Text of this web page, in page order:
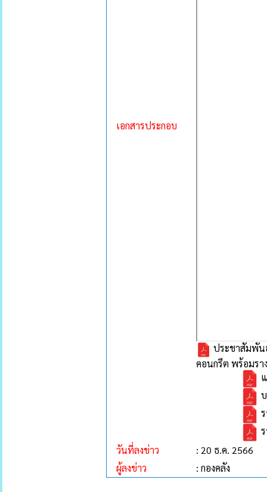
เอกสารประกอบ
ประชาสัมพัน
คอนกรีต พร้อมร
วันที่ลงข่าว
: 20 ธ.ค. 2566
ผู้ลงข่าว
: กองคลัง